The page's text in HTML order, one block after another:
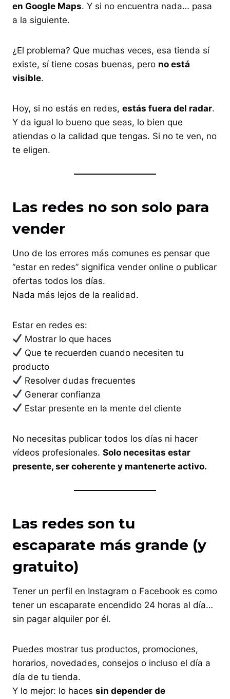
en Google Maps. Y si no encuentra nada… pasa
a la siguiente.
¿El problema? Que muchas veces, esa tienda sí
existe, sí tiene cosas buenas, pero no está
visible.
Hoy, si no estás en redes, estás fuera del radar.
Y da igual lo bueno que seas, lo bien que
atiendas o la calidad que tengas. Si no te ven, no
te eligen.
Las redes no son solo para
vender
Uno de los errores más comunes es pensar que
“estar en redes” significa vender online o publicar
ofertas todos los días.
Nada más lejos de la realidad.
Estar en redes es:
Mostrar lo que haces
Que te recuerden cuando necesiten tu
producto
Resolver dudas frecuentes
Generar confianza
Estar presente en la mente del cliente
No necesitas publicar todos los días ni hacer
vídeos profesionales. Solo necesitas estar
presente, ser coherente y mantenerte activo.
Las redes son tu
escaparate más grande (y
gratuito)
Tener un perfil en Instagram o Facebook es como
tener un escaparate encendido 24 horas al día…
sin pagar alquiler por él.
Puedes mostrar tus productos, promociones,
horarios, novedades, consejos o incluso el día a
día de tu tienda.
Y lo mejor: lo haces sin depender de